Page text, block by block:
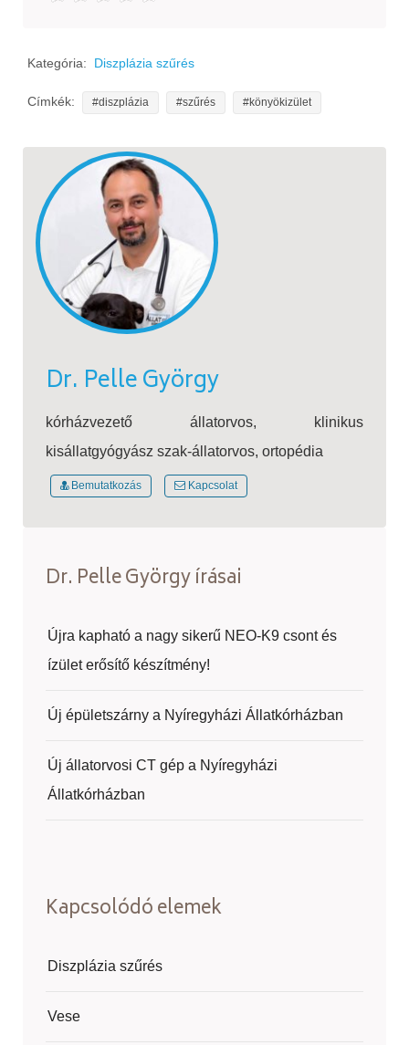
Kategória: Diszplázia szűrés
Címkék: diszplázia szűrés könyökizület
Dr. Pelle György
kórházvezető állatorvos, klinikus
kisállatgyógyász szak-állatorvos, ortopédia
Bemutatkozás Kapcsolat
Dr. Pelle György írásai
Újra kapható a nagy sikerű NEO-K9 csont és
ízület erősítő készítmény!
Új épületszárny a Nyíregyházi Állatkórházban
Új állatorvosi CT gép a Nyíregyházi
Állatkórházban
Kapcsolódó elemek
Diszplázia szűrés
Vese